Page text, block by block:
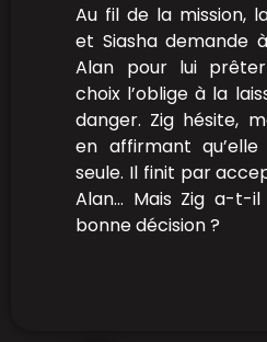
Au fil de la mission,
et Siasha demande
Alan pour lui
choix l’oblige à la
danger. Zig hésite,
en affirmant
seule. Il finit par
Alan… Mais Zig a-t-
bonne décision ?